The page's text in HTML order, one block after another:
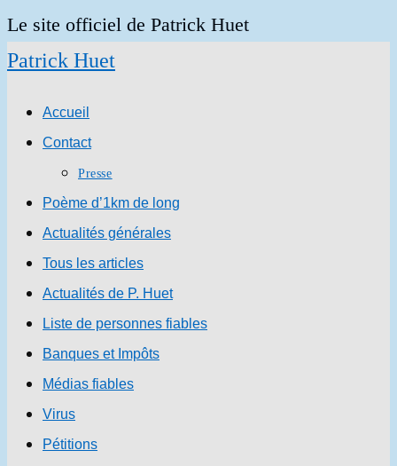
Skip
to
Le site officiel de Patrick Huet
Patrick Huet
Accueil
Contact
Presse
Poème d’1km de long
Actualités générales
Tous les articles
Actualités de P. Huet
Liste de personnes fiables
Banques et Impôts
Médias fiables
Virus
Pétitions